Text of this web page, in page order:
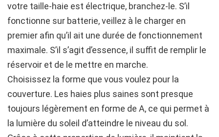
votre taille-haie est électrique, branchez-le. S’il
fonctionne sur batterie, veillez à le charger en
premier afin qu’il ait une durée de fonctionnement
maximale. S’il s’agit d’essence, il suffit de remplir le
réservoir et de le mettre en marche.
Choisissez la forme que vous voulez pour la
couverture. Les haies plus saines sont presque
toujours légèrement en forme de A, ce qui permet à
la lumière du soleil d’atteindre le niveau du sol.